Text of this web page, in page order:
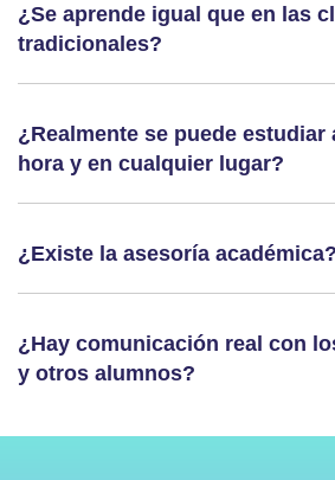
¿Se aprende igual que en las
tradicionales?
¿Realmente se puede estudiar
hora y en cualquier lugar?
¿Existe la asesoría académica?
¿Hay comunicación real con
y otros alumnos?